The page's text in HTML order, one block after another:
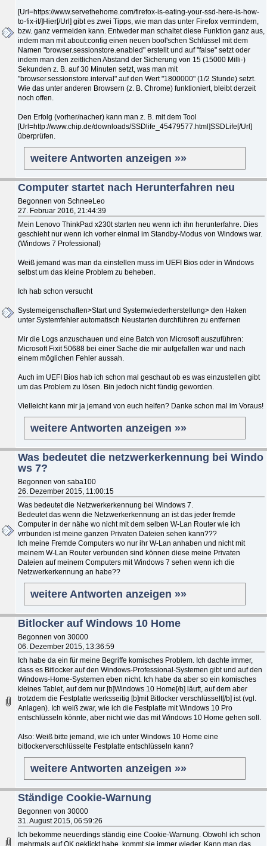
[Url=https://www.servethehome.com/firefox-is-eating-your-ssd-here-is-how-
to-fix-it/]Hier[/Url] gibt es zwei Tipps, wie man das unter Firefox vermindern,
bzw. ganz vermeiden kann. Entweder man schaltet diese Funktion ganz aus,
indem man mit about:config einen neuen bool'schen Schlüssel mit dem
Namen "browser.sessionstore.enabled" erstellt und auf "false" setzt oder
indem man den zeitlichen Abstand der Sicherung von 15 (15000 Milli-)
Sekunden z. B. auf 30 Minuten setzt, was man mit
"browser.sessionstore.interval" auf den Wert "1800000" (1/2 Stunde) setzt.
Wie das unter anderen Browsern (z. B. Chrome) funktioniert, bleibt derzeit
noch offen.
Den Erfolg (vorher/nacher) kann man z. B. mit dem Tool
[Url=http://www.chip.de/downloads/SSDlife_45479577.html]SSDLife[/Url]
überprüfen.
weitere Antworten anzeigen »»
Computer startet nach Herunterfahren neu
Begonnen von SchneeLeo
27. Februar 2016, 21:44:39
Mein Lenovo ThinkPad x230t starten neu wenn ich ihn herunterfahre. Dies
geschieht nur wenn ich vorher einmal im Standby-Modus von Windows war.
(Windows 7 Professional)
Weiß jemand was man da einstellen muss im UEFI Bios oder in Windows
selbst um das kleine Problem zu beheben.
Ich hab schon versucht
Systemeigenschaften>Start und Systemwiederherstellung> den Haken
unter Systemfehler automatisch Neustarten durchführen zu entfernen
Mir die Logs anzuschauen und eine Batch von Microsoft auszuführen:
Microsoft Fixit 50688 bei einer Sache die mir aufgefallen war und nach
einem möglichen Fehler aussah.
Auch im UEFI Bios hab ich schon mal geschaut ob es was einzustellen gibt
um das Problem zu lösen. Bin jedoch nicht fündig geworden.
Vielleicht kann mir ja jemand von euch helfen? Danke schon mal im Voraus!
weitere Antworten anzeigen »»
Was bedeutet die netzwerkerkennung bei Windo
ws 7?
Begonnen von saba100
26. Dezember 2015, 11:00:15
Was bedeutet die Netzwerkerkennung bei Windows 7.
Bedeutet das wenn die Netzwerkerkennung an ist das jeder fremde
Computer in der nähe wo nicht mit dem selben W-Lan Router wie ich
vrrbunden ist meine ganzen Privaten Dateien sehen kann???
Ich meine Fremde Computers wo nur ihr W-Lan anhaben und nicht mit
meinem W-Lan Router verbunden sind können diese meine Privaten
Dateien auf meinem Computers mit Windows 7 sehen wenn ich die
Netzwerkerkennung an habe??
weitere Antworten anzeigen »»
Bitlocker auf Windows 10 Home
Begonnen von 30000
06. Dezember 2015, 13:36:59
Ich habe da ein für meine Begriffe komisches Problem. Ich dachte immer,
dass es Bitlocker auf den Windows-Professional-Systemen gibt und auf den
Windows-Home-Systemen eben nicht. Ich habe da aber so ein komisches
kleines Tablet, auf dem nur [b]Windows 10 Home[/b] läuft, auf dem aber
trotzdem die Festplatte werksseitig [b]mit Bitlocker verschlüsselt[/b] ist (vgl.
Anlagen). Ich weiß zwar, wie ich die Festplatte mit Windows 10 Pro
entschlüsseln könnte, aber nicht wie das mit Windows 10 Home gehen soll.
Also: Weiß bitte jemand, wie ich unter Windows 10 Home eine
bitlockerverschlüsselte Festplatte entschlüsseln kann?
weitere Antworten anzeigen »»
Ständige Cookie-Warnung
Begonnen von 30000
31. August 2015, 06:59:26
Ich bekomme neuerdings ständig eine Cookie-Warnung. Obwohl ich schon
mehrmals auf OK geklickt habe, kommt sie immer wieder. Kann man das